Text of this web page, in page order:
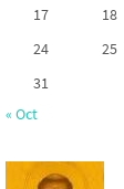
17
18
24
25
31
« Oct